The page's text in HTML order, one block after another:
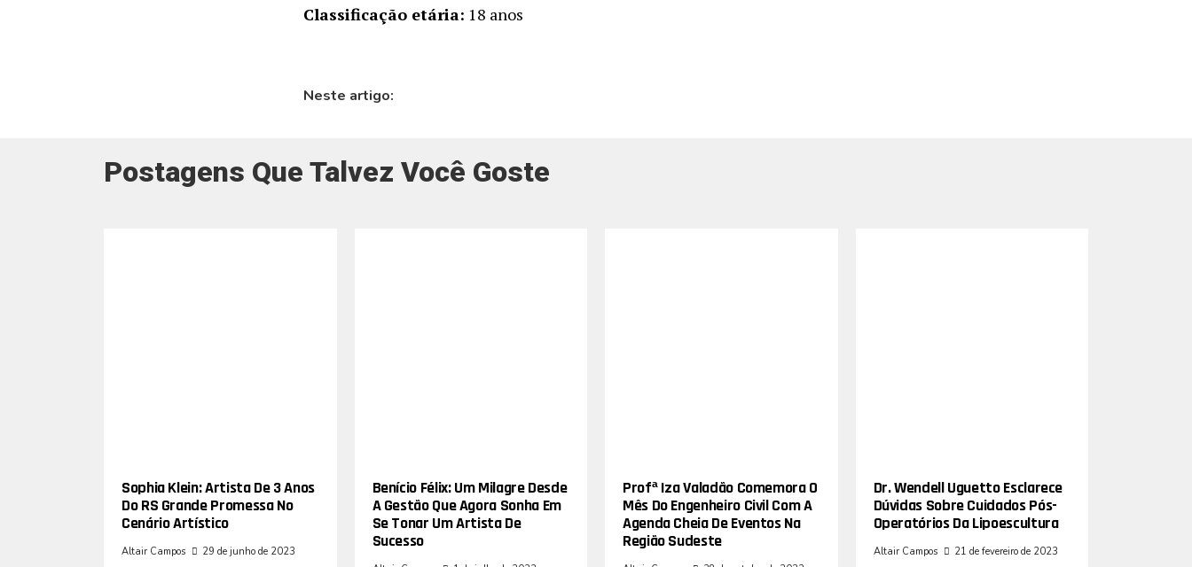
Classificação etária: 18 anos
Neste artigo:
Postagens Que Talvez Você Goste
Sophia Klein: Artista De 3 Anos
Do RS Grande Promessa No
Cenário Artístico
Altair Campos 29 de junho de 2023
Benício Félix: Um Milagre Desde
A Gestão Que Agora Sonha Em
Se Tonar Um Artista De
Sucesso
Profª Iza Valadão Comemora O
Mês Do Engenheiro Civil Com A
Agenda Cheia De Eventos Na
Região Sudeste
Dr. Wendell Uguetto Esclarece
Dúvidas Sobre Cuidados Pós-
Operatórios Da Lipoescultura
Altair Campos 21 de fevereiro de 2023